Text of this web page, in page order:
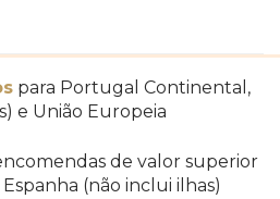
para Portugal Continental,
e União Europeia
de valor superior
(não inclui ilhas)